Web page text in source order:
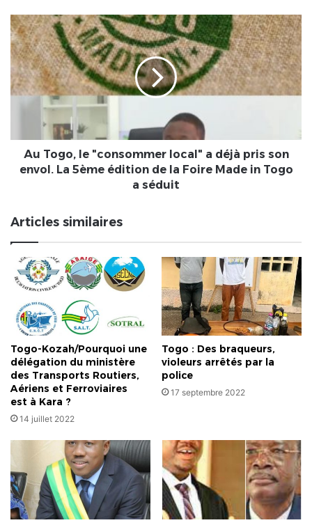
et
s'ouvrira
l'année
prochaine
Au
Togo,
le
"consommer
local"
a
envol.
la
Foire
Togo
séduit
Au Togo, le "consommer local" a déjà pris son
envol. La 5ème édition de la Foire Made in Togo
a séduit
Articles similaires
Togo-Kozah/Pourquoi une
délégation du ministère
des Transports Routiers,
Aériens et Ferroviaires
est à Kara ?
14 juillet 2022
Togo : Des braqueurs,
violeurs arrêtés par la
police
17 septembre 2022